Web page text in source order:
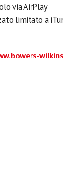
via AirPlay
limitato a